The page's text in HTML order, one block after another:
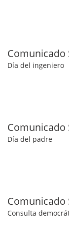
Comunicado
Día del ingeniero
Comunicado
Día del padre
Comunicado
Consulta